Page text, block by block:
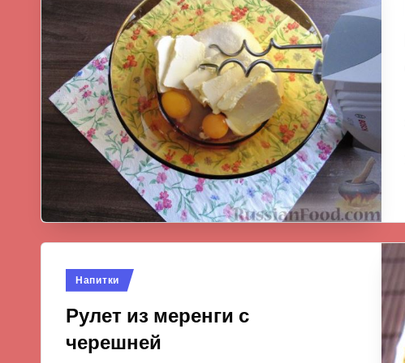
Опубликовано
Напитки
Рулет из меренги с
черешней